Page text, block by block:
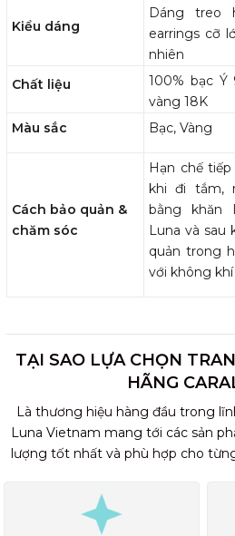
Kiểu dáng
Dáng treo
earrings cỡ
nhiên
Chất liệu
100% bạc
vàng 18K
Màu sắc
Bạc, Vàng
Cách bảo quản &
chăm sóc
Hạn chế
khi đi tắm,
bằng khăn
Luna và sau
quản trong
với không
TẠI SAO LỰA CHỌN
HÃNG
Là thương hiệu hàng đầu trong
Luna Vietnam mang tới các sản
lượng tốt nhất và phù hợp cho